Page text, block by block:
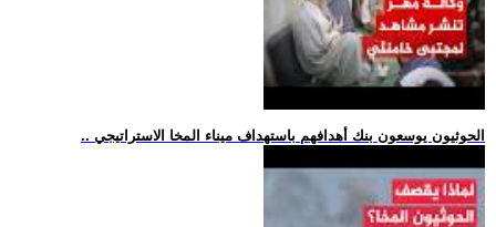
.. الحوثيون يوسعون بنك أهدافهم باستهداف ميناء المخا الاستراتيجي